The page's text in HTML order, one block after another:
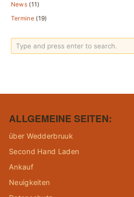
News (11)
Termine (19)
ALLGEMEINE SEITEN:
über Wedderbruuk
Second Hand Laden
Ankauf
Neuigkeiten